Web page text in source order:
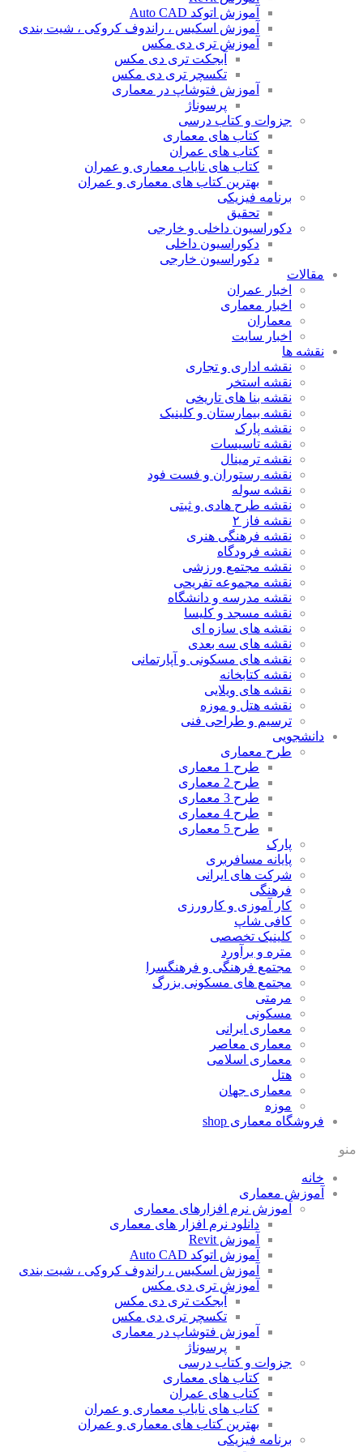
آموزش اتوکد Auto CAD
آموزش اسکیس ، راندوف کروکی ، شیت بندی
آموزش تری دی مکس
آبجکت تری دی مکس
تکسچر تری دی مکس
آموزش فتوشاپ در معماری
پرسوناژ
جزوات و کتاب درسی
کتاب های معماری
کتاب های عمران
کتاب های نایاب معماری و عمران
بهترین کتاب های معماری و عمران
برنامه فیزیکی
دکوراسیون داخلی و خارجی
دکوراسیون داخلی
دکوراسیون خارجی
اخبار عمران
اخبار معماری
معماران
اخبار سایت
ها
نقشه اداری و تجاری
نقشه استخر
نقشه بنا های تاریخی
نقشه بیمارستان و کلینیک
نقشه پارک
نقشه تاسیسات
نقشه ترمینال
نقشه رستوران و فست فود
نقشه سوله
نقشه طرح هادی و ثبتی
نقشه فاز ۲
نقشه فرهنگی هنری
نقشه فرودگاه
نقشه مجتمع ورزشی
نقشه مجموعه تفریحی
نقشه مدرسه و دانشگاه
نقشه مسجد و کلیسا
نقشه های سازه ای
نقشه های سه بعدی
نقشه های مسکونی و آپارتمانی
نقشه کتابخانه
نقشه های ویلایی
نقشه هتل و موزه
ترسیم و طراحی فنی
طرح معماری
پایانه مسافربری
شرکت های ایرانی
فرهنگی
کار آموزی و کارورزی
کافی شاپ
کلینیک تخصصی
متره و برآورد
مجتمع فرهنگی و فرهنگسرا
مجتمع های مسکونی بزرگ
مرمتی
مسکونی
معماری ایرانی
معماری معاصر
معماری اسلامی
معماری جهان
معماری shop
معماری
آموزش نرم افزارهای معماری
دانلود نرم افزار های معماری
آموزش Revit
آموزش اتوکد Auto CAD
آموزش اسکیس ، راندوف کروکی ، شیت بندی
آموزش تری دی مکس
آبجکت تری دی مکس
تکسچر تری دی مکس
آموزش فتوشاپ در معماری
پرسوناژ
جزوات و کتاب درسی
کتاب های معماری
کتاب های عمران
کتاب های نایاب معماری و عمران
بهترین کتاب های معماری و عمران
برنامه فیزیکی